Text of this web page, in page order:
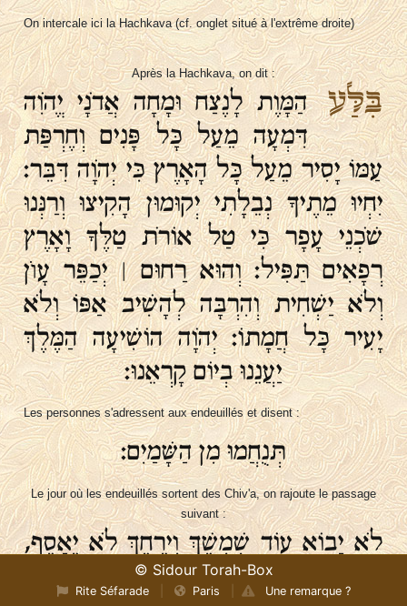
On intercale ici la Hachkava (cf. onglet situé à l'extrême droite)
Après la Hachkava, on dit :
בִּלַּעהַמָּוֶת לָנֶצַח וּמָחָה אֲדֹנָי יֱהֹוִה
דִּמְעָה מֵעַל כָּל פָּנִים וְחֶרְפַּת
עַמּוֹ יָסִיר מֵעַל כָּל הָאָרֶץ כִּי יְהֹוָה דִּבֵּר׃
יִחְיוּ מֵתֶיךָ נְבֵלָתִי יְקוּמוּן הָקִיצוּ וְרַנְּנוּ
שֹׁכְנֵי עָפָר כִּי טַל אוֹרֹת טַלֶּךָ וָאָרֶץ
רְפָאִים תַּפִּיל׃ וְהוּא רַחוּם ׀ יְכַפֵּר עָוֺן
וְלֹא יַשְׁחִית וְהִרְבָּה לְהָשִׁיב אַפּוֹ וְלֹא
יָעִיר כָּל חֲמָתוֹ׃ יְהֹוָה הוֹשִׁיעָה הַמֶּלֶךְ
יַעֲנֵנוּ בְיוֹם קָרְאֵנוּ:
Les personnes s'adressent aux endeuillés et disent :
תְּנֻחֲמוּ מִן הַשָּׁמַיִם:
Le jour où les endeuillés sortent des Chiv'a, on rajoute le passage
suivant :
לֹא יָבוֹא עוֹד שִׁמְשֵׁךְ וִירֵחֵךְ לֹא יֵאָסֵף,
כִּי יְהֹוָה יִהְיֶה לָּךְ לְאוֹר עוֹלָם וְשָׁלְמוּ יְמֵי
© Sidour Torah-Box
Rite Séfarade Paris Une remarque ?